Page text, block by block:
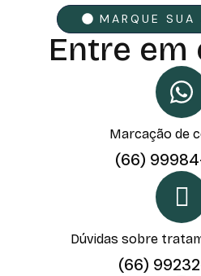
MARQUE SUA
Entre
Marcação de
(66)
Dúvidas sobre
(66)